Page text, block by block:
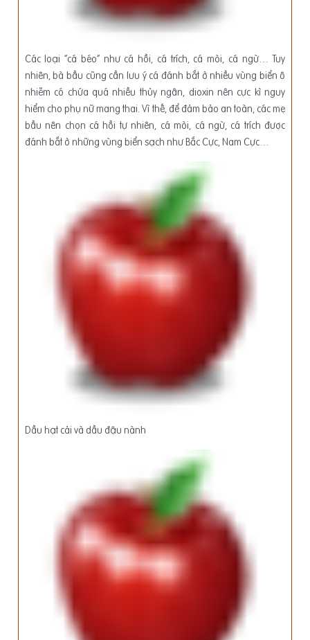
Các loại “cá béo” như cá hồi, cá trích, cá mòi, cá ngừ… Tuy
nhiên, bà bầu cũng cần lưu ý cá đánh bắt ở nhiều vùng biển ô
nhiễm có chứa quá nhiều thủy ngân, dioxin nên cực kì nguy
hiểm cho phụ nữ mang thai. Vì thế, để đảm bảo an toàn, các mẹ
bầu nên chọn cá hồi tự nhiên, cá mòi, cá ngừ, cá trích được
đánh bắt ở những vùng biển sạch như Bắc Cực, Nam Cực…
Dầu hạt cải và dầu đậu nành